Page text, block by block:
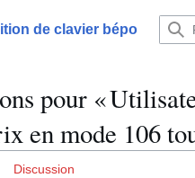
de clavier bépo
pour «
en mode 106
Discussion